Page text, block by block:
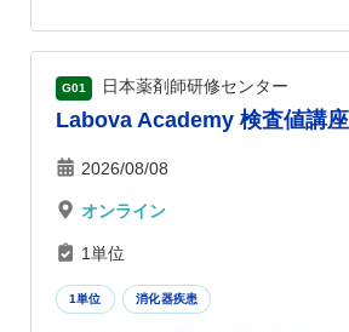
G01 日本薬剤師研修センター
Labova Academy 検査値講座
2026/08/08
オンライン
1単位
1単位 消化器疾患